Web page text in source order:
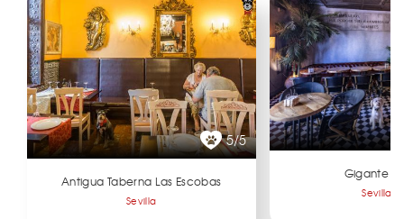
5/5
Antigua Taberna Las Escobas
Sevilla
Gigante
Sevilla